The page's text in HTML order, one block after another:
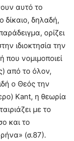
αυτό το
δίκαιο, δηλαδή,
ορίζει
ιδιοκτησία την
που νομιμοποιεί
από το όλον,
ο Θεός την
Κant, η θεωρία
με το
και το
(σ.87).